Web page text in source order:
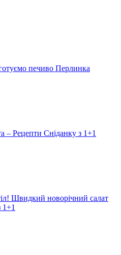
печиво Перлинка
– Рецепти Сніданку з 1+1
Швидкий новорічний салат